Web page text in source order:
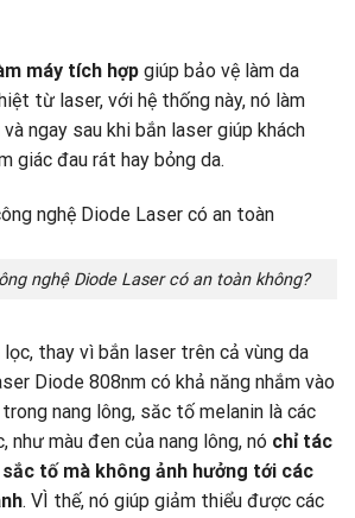
máy tích hợp giúp bảo vệ làm da
từ laser, với hệ thống này, nó làm
ngay sau khi bắn laser giúp khách
giác đau rát hay bỏng da.
nghệ Diode Laser có an toàn không?
thay vì bắn laser trên cả vùng da
Diode 808nm có khả năng nhắm vào
nang lông, săc tố melanin là các
như màu đen của nang lông, nó chỉ tác
tố mà không ảnh hưởng tới các
. VÌ thế, nó giúp giảm thiểu được các